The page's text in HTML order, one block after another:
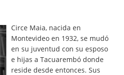
Circe Maia, nacida en
Montevideo en 1932, se mudó
en su juventud con su esposo
e hijas a Tacuarembó donde
reside desde entonces. Sus